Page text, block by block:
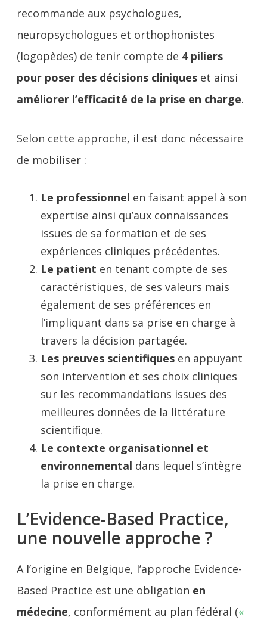
recommande aux psychologues,
neuropsychologues et orthophonistes
(logopèdes) de tenir compte de 4 piliers
pour poser des décisions cliniques et ainsi
améliorer l’efficacité de la prise en charge.
Selon cette approche, il est donc nécessaire
de mobiliser :
Le professionnel en faisant appel à son
expertise ainsi qu’aux connaissances
issues de sa formation et de ses
expériences cliniques précédentes.
Le patient en tenant compte de ses
caractéristiques, de ses valeurs mais
également de ses préférences en
l’impliquant dans sa prise en charge à
travers la décision partagée.
Les preuves scientifiques en appuyant
son intervention et ses choix cliniques
sur les recommandations issues des
meilleures données de la littérature
scientifique.
Le contexte organisationnel et
environnemental dans lequel s’intègre
la prise en charge.
L’Evidence-Based Practice,
une nouvelle approche ?
A l’origine en Belgique, l’approche Evidence-
Based Practice est une obligation en
médecine, conformément au plan fédéral («